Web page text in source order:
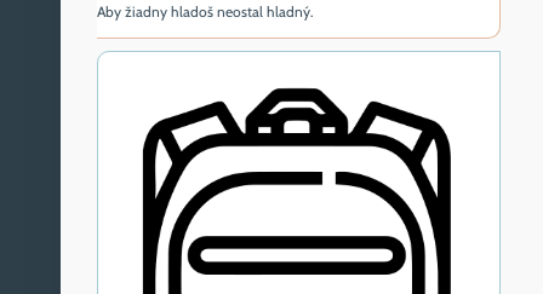
Aby žiadny hladoš neostal hladný.